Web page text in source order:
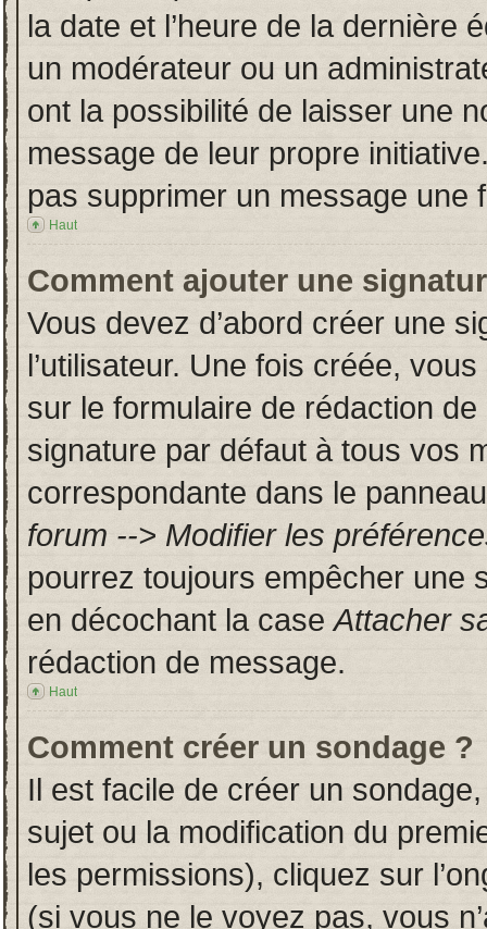
la date et l’heure de la dernière
un modérateur ou un
ont la possibilité de laisser une
message de leur propre
pas supprimer un message une
Haut
Comment ajouter une
Vous devez d’abord créer une
l’utilisateur. Une fois créée,
sur le formulaire de rédaction
signature par défaut à tous vos
correspondante dans le
forum --> Modifier les
pourrez toujours empêcher une
en décochant la caseAttacher
rédaction de message.
Haut
Comment créer un sondage ?
Il est facile de créer un
sujet ou la modification du
les permissions), cliquez sur
(si vous ne le voyez pas, vous